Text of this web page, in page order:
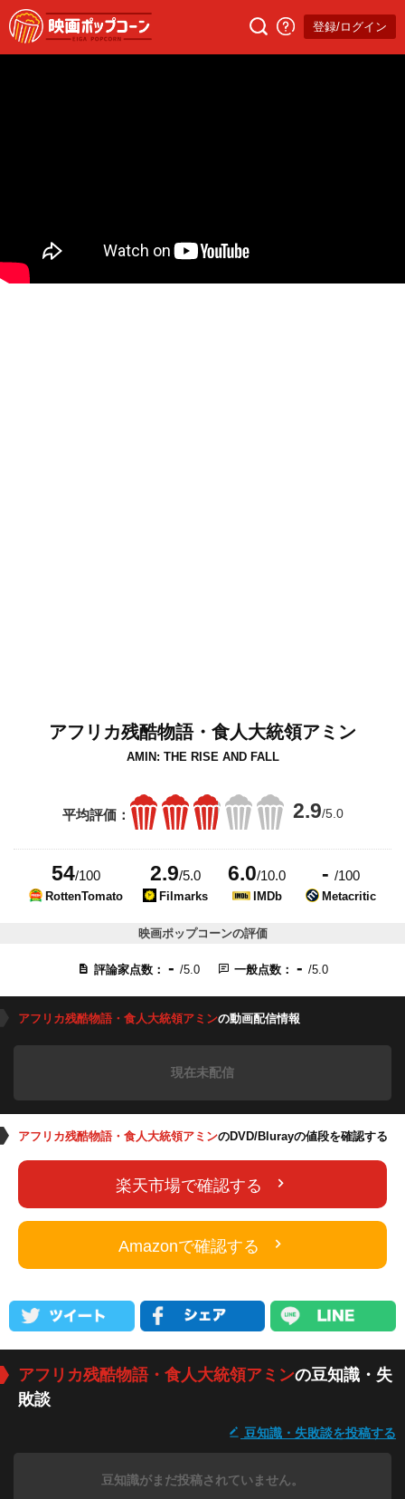
登録/ログイン
アフリカ残酷物語・食人大統領アミン
AMIN: THE RISE AND FALL
平均評価： 2.9/5.0
54/100
RottenTomato
2.9/5.0
Filmarks
6.0/10.0
IMDb
- /100
Metacritic
映画ポップコーンの評価
評論家点数： - /5.0 一般点数： - /5.0
アフリカ残酷物語・食人大統領アミンの動画配信情報
現在未配信
アフリカ残酷物語・食人大統領アミンのDVD/Blurayの値段を確認する
楽天市場で確認する
Amazonで確認する
アフリカ残酷物語・食人大統領アミンの豆知識・失
敗談
豆知識・失敗談を投稿する
豆知識がまだ投稿されていません。